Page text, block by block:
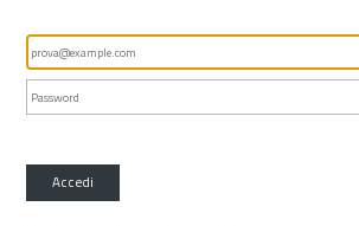
Accedi